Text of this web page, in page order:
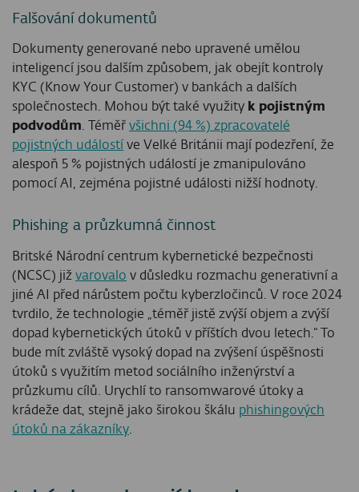
Falšování dokumentů
Dokumenty generované nebo upravené umělou
inteligencí jsou dalším způsobem, jak obejít kontroly
KYC (Know Your Customer) v bankách a dalších
společnostech. Mohou být také využity k pojistným
podvodům. Téměř všichni (94 %) zpracovatelé
pojistných událostí ve Velké Británii mají podezření, že
alespoň 5 % pojistných událostí je zmanipulováno
pomocí AI, zejména pojistné události nižší hodnoty.
Phishing a průzkumná činnost
Britské Národní centrum kybernetické bezpečnosti
(NCSC) již varovalo v důsledku rozmachu generativní a
jiné AI před nárůstem počtu kyberzločinců. V roce 2024
tvrdilo, že technologie „téměř jistě zvýší objem a zvýší
dopad kybernetických útoků v příštích dvou letech.“ To
bude mít zvláště vysoký dopad na zvýšení úspěšnosti
útoků s využitím metod sociálního inženýrství a
průzkumu cílů. Urychlí to ransomwarové útoky a
krádeže dat, stejně jako širokou škálu phishingových
útoků na zákazníky